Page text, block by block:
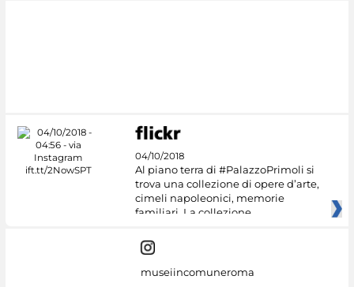
04/10/2018
Al piano terra di #PalazzoPrimoli si
trova una collezione di opere d’arte,
cimeli napoleonici, memorie
familiari. La collezione
museiincomuneroma